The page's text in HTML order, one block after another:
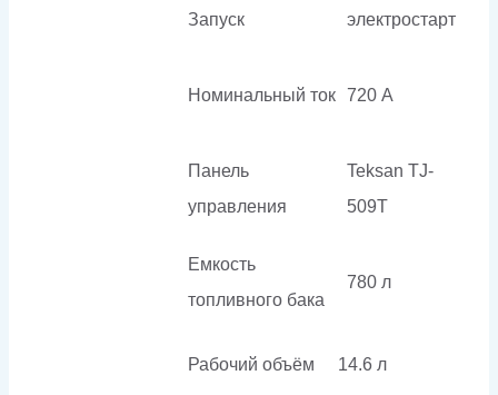
Запуск электростарт
Номинальный ток 720 А
Панель
управления
Teksan TJ-
509T
Емкость
топливного бака
780 л
Рабочий объём 14.6 л